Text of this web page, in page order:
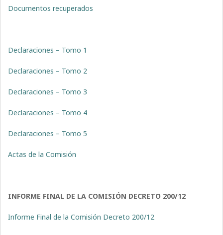
Documentos recuperados
Declaraciones – Tomo 1
Declaraciones – Tomo 2
Declaraciones – Tomo 3
Declaraciones – Tomo 4
Declaraciones – Tomo 5
Actas de la Comisión
INFORME FINAL DE LA COMISIÓN DECRETO 200/12
Informe Final de la Comisión Decreto 200/12